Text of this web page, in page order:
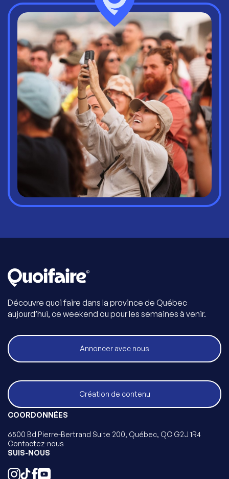
Découvre quoi faire dans la province de Québec
aujourd’hui, ce weekend ou pour les semaines à venir.
Annoncer avec nous
Création de contenu
COORDONNÉES
6500 Bd Pierre-Bertrand Suite 200, Québec, QC G2J 1R4
Contactez-nous
SUIS-NOUS